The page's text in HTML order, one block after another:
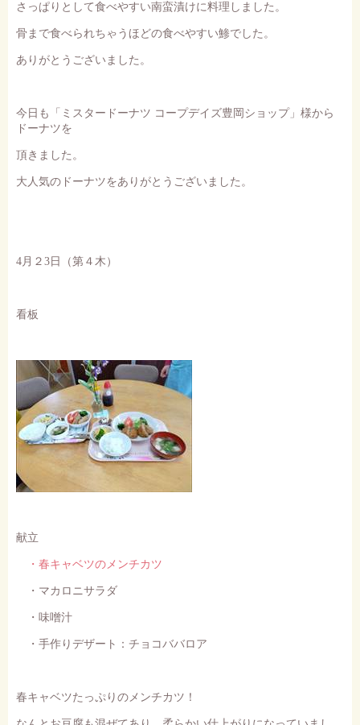
さっぱりとして食べやすい南蛮漬けに料理しました。
骨まで食べられちゃうほどの食べやすい鯵でした。
ありがとうございました。
今日も「ミスタードーナツ コープデイズ豊岡ショップ」様から
ドーナツを
頂きました。
大人気のドーナツをありがとうございました。
4月２ 3 日（第４木）
看板
献立
・春キャベツのメンチカツ
・マカロニサラダ
・味噌汁
・手作りデザート：チョコババロア
春キャベツたっぷりのメンチカツ！